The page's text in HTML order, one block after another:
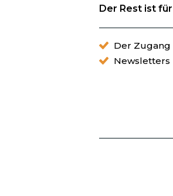
Der Rest ist
Der Zugang
Newsletters